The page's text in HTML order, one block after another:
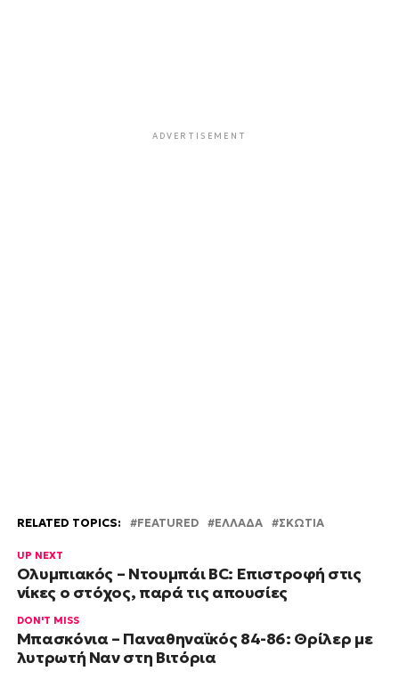
ADVERTISEMENT
RELATED TOPICS: FEATURED ΕΛΛΑΔΑ ΣΚΩΤΙΑ
UP NEXT
Ολυμπιακός – Ντουμπάι BC: Επιστροφή στις
νίκες ο στόχος, παρά τις απουσίες
DON'T MISS
Μπασκόνια – Παναθηναϊκός 84-86: Θρίλερ με
λυτρωτή Ναν στη Βιτόρια